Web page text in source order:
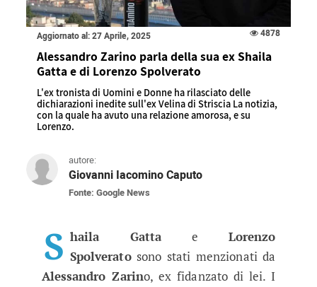
Aggiornato al: 27 Aprile, 2025 4878
Alessandro Zarino parla della sua ex Shaila
Gatta e di Lorenzo Spolverato
L'ex tronista di Uomini e Donne ha rilasciato delle
dichiarazioni inedite sull'ex Velina di Striscia La notizia,
con la quale ha avuto una relazione amorosa, e su
Lorenzo.
autore:
Giovanni Iacomino Caputo
Fonte: Google News
Alessandro Zarino parla della
S haila Gattae Lorenzo
Spolveratosono stati menzionati da
Alessandro Zarino, ex fidanzato di lei. I